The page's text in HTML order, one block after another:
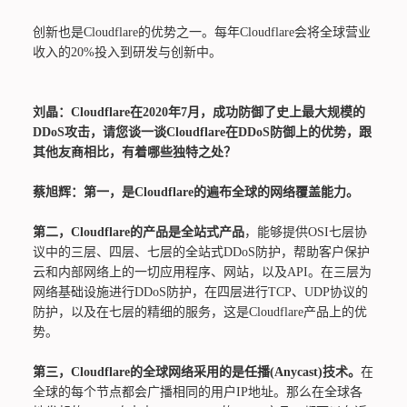
创新也是Cloudflare的优势之一。每年Cloudflare会将全球营业
收入的20%投入到研发与创新中。
刘晶：Cloudflare在2020年7月，成功防御了史上最大规模的
DDoS攻击，请您谈一谈Cloudflare在DDoS防御上的优势，跟
其他友商相比，有着哪些独特之处？
蔡旭辉：第一，是Cloudflare的遍布全球的网络覆盖能力。
第二，Cloudflare的产品是全站式产品，能够提供OSI七层协
议中的三层、四层、七层的全站式DDoS防护，帮助客户保护
云和内部网络上的一切应用程序、网站，以及API。在三层为
网络基础设施进行DDoS防护，在四层进行TCP、UDP协议的
防护，以及在七层的精细的服务，这是Cloudflare产品上的优
势。
第三，Cloudflare的全球网络采用的是任播(Anycast)技术。 在
全球的每个节点都会广播相同的用户IP地址。那么在全球各